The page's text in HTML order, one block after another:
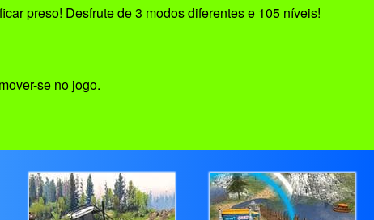
preso! Desfrute de 3 modos diferentes e 105 níveis!
se no jogo.